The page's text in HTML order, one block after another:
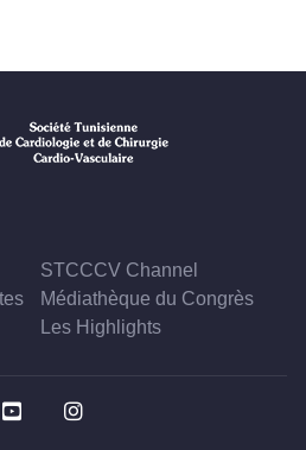
STCCCV Channel
Médiathèque du Congrès
Les Highlights